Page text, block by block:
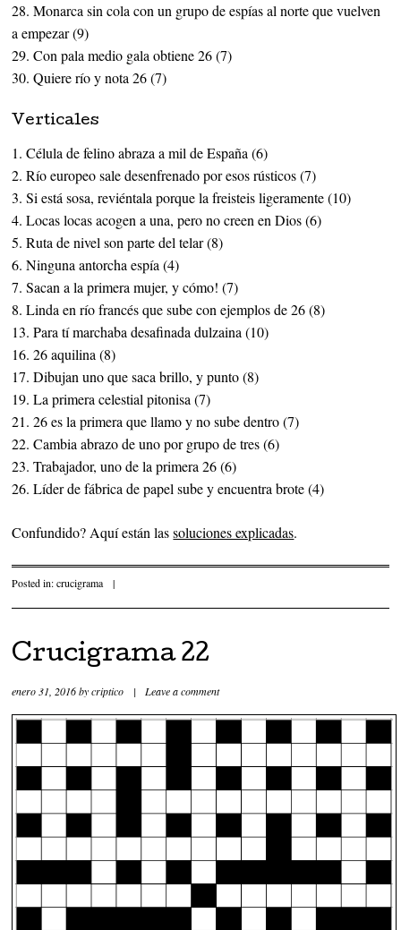
28. Monarca sin cola con un grupo de espías al norte que vuelven
a empezar (9)
29. Con pala medio gala obtiene 26 (7)
30. Quiere río y nota 26 (7)
Verticales
1. Célula de felino abraza a mil de España (6)
2. Río europeo sale desenfrenado por esos rústicos (7)
3. Si está sosa, reviéntala porque la freisteis ligeramente (10)
4. Locas locas acogen a una, pero no creen en Dios (6)
5. Ruta de nivel son parte del telar (8)
6. Ninguna antorcha espía (4)
7. Sacan a la primera mujer, y cómo! (7)
8. Linda en río francés que sube con ejemplos de 26 (8)
13. Para tí marchaba desafinada dulzaina (10)
16. 26 aquilina (8)
17. Dibujan uno que saca brillo, y punto (8)
19. La primera celestial pitonisa (7)
21. 26 es la primera que llamo y no sube dentro (7)
22. Cambia abrazo de uno por grupo de tres (6)
23. Trabajador, uno de la primera 26 (6)
26. Líder de fábrica de papel sube y encuentra brote (4)
Confundido? Aquí están lassoluciones explicadas.
Posted in:crucigrama |
Crucigrama 22
enero 31, 2016bycriptico | Leave a comment